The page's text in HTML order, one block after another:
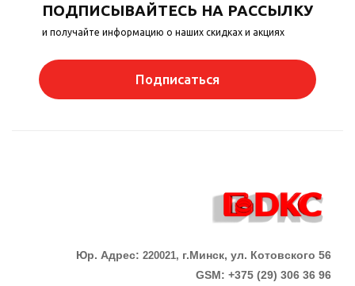
ПОДПИСЫВАЙТЕСЬ НА РАССЫЛКУ
и получайте информацию о наших скидках и акциях
Подписаться
Юр. Адрес: 220021, г.Минск, ул. Котовского 56
GSM: +375 (29) 306 36 96